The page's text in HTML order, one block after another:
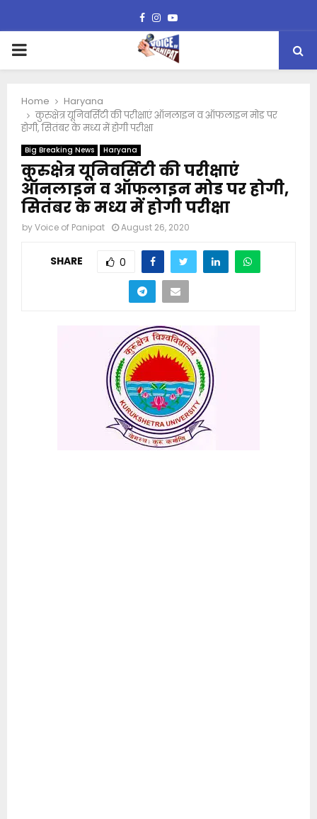
Facebook
Instagram
Youtube
PRIMARY
Home
Haryana
कुरुक्षेत्र यूनिवर्सिटी की परीक्षाएं ऑनलाइन व ऑफलाइन मोड पर
होगी, सितंबर के मध्य में होगी परीक्षा
Big Breaking News Haryana
कुरुक्षेत्र यूनिवर्सिटी की परीक्षाएं
ऑनलाइन व ऑफलाइन मोड पर होगी,
सितंबर के मध्य में होगी परीक्षा
byVoice of Panipat August 26, 2020
SHARE 0